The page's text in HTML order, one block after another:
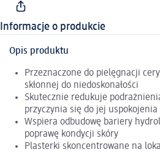
Informacje o produkcie
Opis produktu
Przeznaczone do pielęgnacji
skłonnej do niedoskonałości
Skutecznie redukuje
przyczynia się do jej uspokojenia
Wspiera odbudowę bariery
poprawę kondycji skóry
Plasterki skoncentrowane na